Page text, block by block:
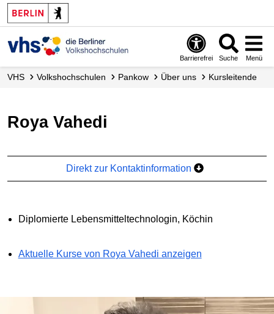
Barrierefrei Suche Menü
VHS Volks­hochschulen Pankow Über uns Kursleitende
Roya Vahedi
Direkt zur Kontaktinformation
Diplomierte Lebensmitteltechnologin, Köchin
Aktuelle Kurse von Roya Vahedi anzeigen